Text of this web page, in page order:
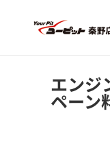
エンジ
ペーン